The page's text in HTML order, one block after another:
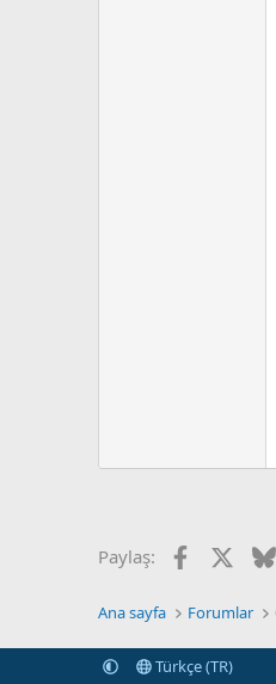
Paylaş: Facebook
X
Ana sayfa Forumlar
Türkçe (TR)